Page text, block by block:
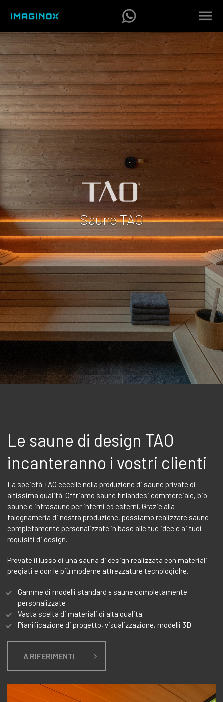
Saune TAO
Le saune di design TAO
incanteranno i vostri clienti
La società TAO eccelle nella produzione di saune private di
altissima qualità. Offriamo saune finlandesi commerciale, bio
saune e infrasaune per interni ed esterni. Grazie alla
falegnameria di nostra produzione, possiamo realizzare saune
completamente personalizzate in base alle tue idee e ai tuoi
requisiti di design.
Provate il lusso di una sauna di design realizzata con materiali
pregiati e con le più moderne attrezzature tecnologiche.
Gamme di modelli standard e saune completamente
personalizzate
Vasta scelta di materiali di alta qualità
Pianificazione di progetto, visualizzazione, modelli 3D
A RIFERIMENTI